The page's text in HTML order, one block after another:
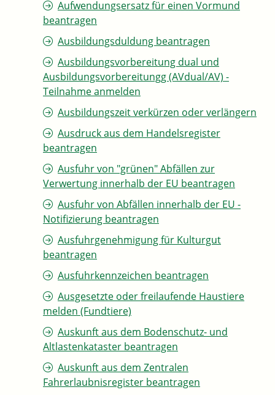
Aufwendungsersatz für einen Vormund
beantragen
Ausbildungsduldung beantragen
Ausbildungsvorbereitung dual und
Ausbildungsvorbereitungg (AVdual/AV) -
Teilnahme anmelden
Ausbildungszeit verkürzen oder verlängern
Ausdruck aus dem Handelsregister
beantragen
Ausfuhr von "grünen" Abfällen zur
Verwertung innerhalb der EU beantragen
Ausfuhr von Abfällen innerhalb der EU -
Notifizierung beantragen
Ausfuhrgenehmigung für Kulturgut
beantragen
Ausfuhrkennzeichen beantragen
Ausgesetzte oder freilaufende Haustiere
melden (Fundtiere)
Auskunft aus dem Bodenschutz- und
Altlastenkataster beantragen
Auskunft aus dem Zentralen
Fahrerlaubnisregister beantragen